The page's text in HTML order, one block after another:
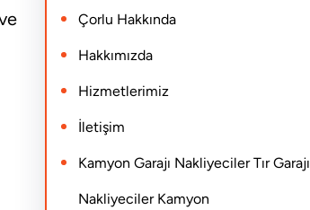
Çorlu Hakkında
Hakkımızda
Hizmetlerimiz
İletişim
Kamyon Garajı Nakliyeciler Tır Garajı
Nakliyeciler Kamyon